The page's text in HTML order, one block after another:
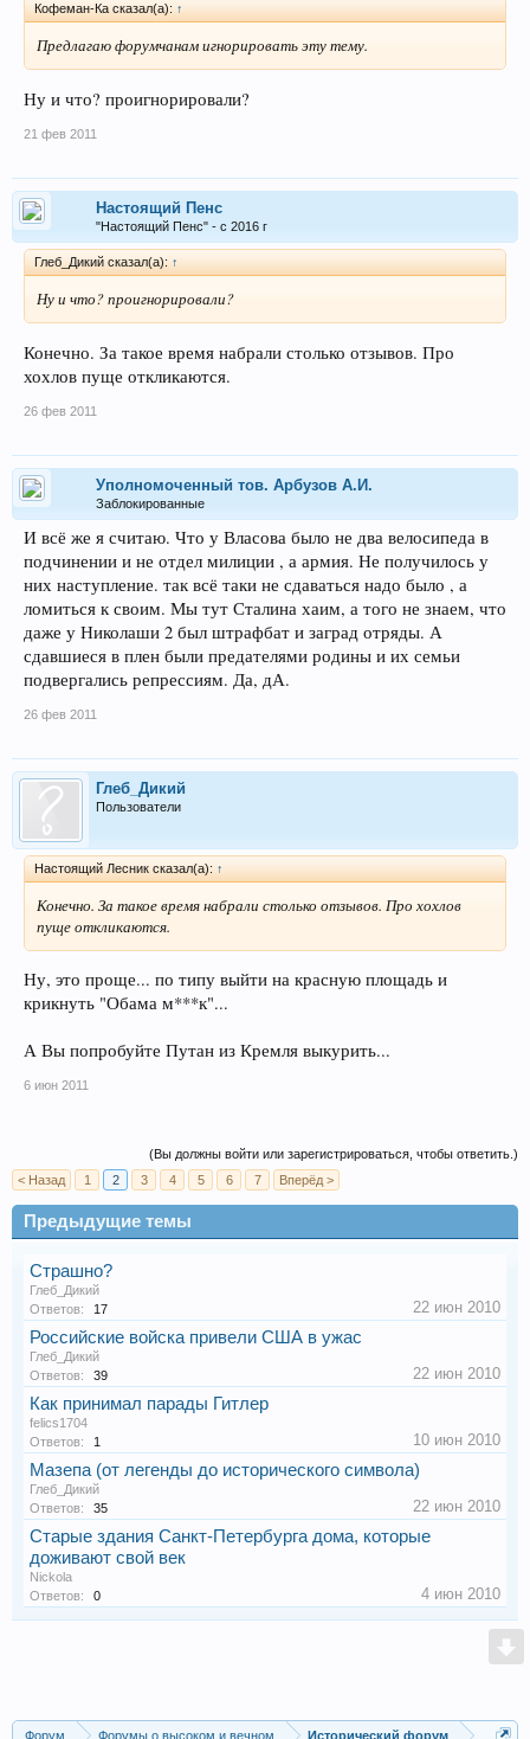
Кофеман-Ка сказал(а): ↑
Предлагаю форумчанам игнорировать эту тему.
Ну и что? проигнорировали?
21 фев 2011
Настоящий Пенс
"Настоящий Пенс" - с 2016 г
Глеб_Дикий сказал(а): ↑
Ну и что? проигнорировали?
Конечно. За такое время набрали столько отзывов. Про
хохлов пуще откликаются.
26 фев 2011
Уполномоченный тов. Арбузов А.И.
Заблокированные
И всё же я считаю. Что у Власова было не два велосипеда в
подчинении и не отдел милиции , а армия. Не получилось у
них наступление. так всё таки не сдаваться надо было , а
ломиться к своим. Мы тут Сталина хаим, а того не знаем, что
даже у Николаши 2 был штрафбат и заград отряды. А
сдавшиеся в плен были предателями родины и их семьи
подвергались репрессиям. Да, дА.
26 фев 2011
Глеб_Дикий
Пользователи
Настоящий Лесник сказал(а): ↑
Конечно. За такое время набрали столько отзывов. Про хохлов
пуще откликаются.
Ну, это проще... по типу выйти на красную площадь и
крикнуть "Обама м***к"...
А Вы попробуйте Путан из Кремля выкурить...
6 июн 2011
(Вы должны войти или зарегистрироваться, чтобы ответить.)
< Назад
1 2 3 4 5 6 7 Вперёд >
Предыдущие темы
Страшно?
Глеб_Дикий
Ответов:
17 22 июн 2010
Российские войска привели США в ужас
Глеб_Дикий
Ответов:
39 22 июн 2010
Как принимал парады Гитлер
felics1704
Ответов:
1 10 июн 2010
Мазепа (от легенды до исторического символа)
Глеб_Дикий
Ответов:
35 22 июн 2010
Старые здания Санкт-Петербурга дома, которые
доживают свой век
Nickola
Ответов:
0 4 июн 2010
Форум Форумы о высоком и вечном Исторический форум